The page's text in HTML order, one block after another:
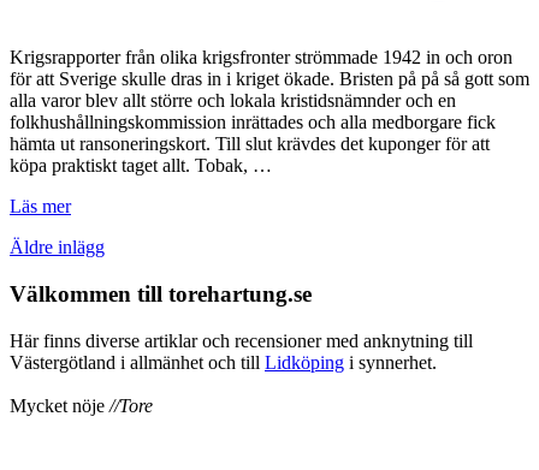
Krigsrapporter från olika krigsfronter strömmade 1942 in och oron
för att Sverige skulle dras in i kriget ökade. Bristen på på så gott som
alla varor blev allt större och lokala kristidsnämnder och en
folkhushållningskommission inrättades och alla medborgare fick
hämta ut ransoneringskort. Till slut krävdes det kuponger för att
köpa praktiskt taget allt. Tobak, …
Läs mer
Navigera
inlägg
Äldre inlägg
Välkommen till torehartung.se
Här finns diverse artiklar och recensioner med anknytning till
Västergötland i allmänhet och till Lidköping i synnerhet.
Mycket nöje //Tore